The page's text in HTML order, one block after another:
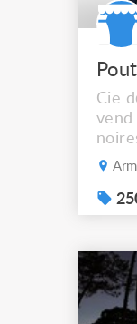
Cie
vend